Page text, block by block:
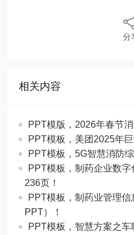
分
相关内容
PPT模版，2026年春节消
PPT模板，美团2025年
PPT模板，5G智慧消防
PPT模板，制药企业数
236页！
PPT模板，制药业管理
PPT）！
PPT模板，智慧方案之